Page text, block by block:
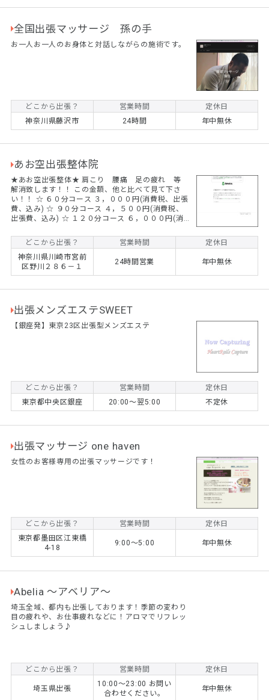
す。 ご予...
全国出張マッサージ 孫の手
お一人お一人のお身体と対話しながらの施術です。
どこから出張？ 営業時間
定休日
神奈川県藤沢市
24時間 年中無休
あお空出張整体院
★あお空出張整体★ 肩こり 腰痛 足の疲れ 等
解消致します！！ この金額、他と比べて見て下さ
い！！ ☆ ６０分コース ３，０００円(消費税、出張
費、込み) ☆ ９０分コース ４，５００円(消費税、
出張費、込み) ☆ １２０分コース ６，０００円(消
川県、千葉県、埼玉県にお住まいの方の料金になり
ます。 ★その他、遠方の場合は出張費が変わる場合
がございます。 ☆原付バイクで、お客様のご自宅に
お伺いしての施術になりますので、敷布団(ベッドの
マットレス可能)、枕、バスタオル、ハン...
どこから出張？ 営業時間
定休日
神奈川県川崎市宮前
区野川２８６－１
24時間営業 年中無休
出張メンズエステSWEET
【銀座発】東京23区出張型メンズエステ
どこから出張？ 営業時間
定休日
東京都中央区銀座
20:00～翌5:00 不定休
出張マッサージ one haven
女性のお客様専用の出張マッサージです！
どこから出張？ 営業時間
定休日
東京都墨田区江東橋
4-18
9:00〜5:00 年中無休
Abelia 〜アベリア〜
埼玉全域、都内も出張しております！季節の変わり
目の疲れや、お仕事疲れなどに！アロマでリフレッ
シュしましょう♪
どこから出張？ 営業時間 定休日
埼玉県出張
10:00〜23:00 お問い
合わせください。
年中無休